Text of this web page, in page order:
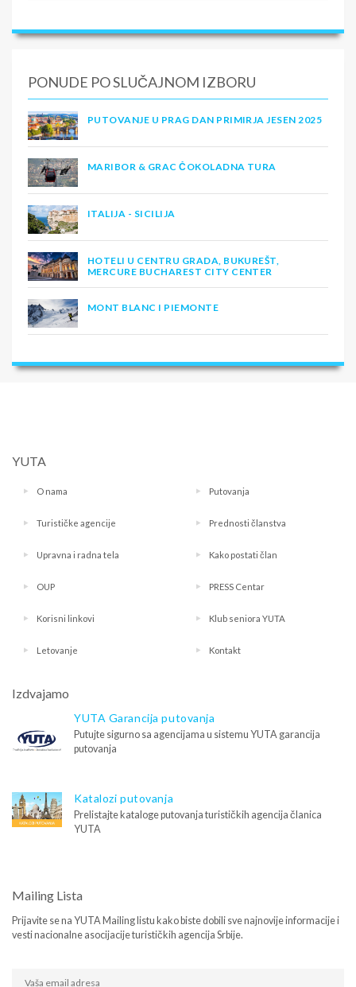
PONUDE PO SLUČAJNOM IZBORU
PUTOVANJE U PRAG DAN PRIMIRJA JESEN 2025
MARIBOR & GRAC ČOKOLADNA TURA
ITALIJA - SICILIJA
HOTELI U CENTRU GRADA, BUKUREŠT,
MERCURE BUCHAREST CITY CENTER
MONT BLANC I PIEMONTE
YUTA
O nama Putovanja
Turističke agencije Prednosti članstva
Upravna i radna tela Kako postati član
OUP PRESS Centar
Korisni linkovi Klub seniora YUTA
Letovanje Kontakt
Izdvajamo
YUTA Garancija putovanja
Putujte sigurno sa agencijama u sistemu YUTA garancija
putovanja
Katalozi putovanja
Prelistajte kataloge putovanja turističkih agencija članica
YUTA
Mailing Lista
Prijavite se na YUTA Mailing listu kako biste dobili sve najnovije informacije i
vesti nacionalne asocijacije turističkih agencija Srbije.